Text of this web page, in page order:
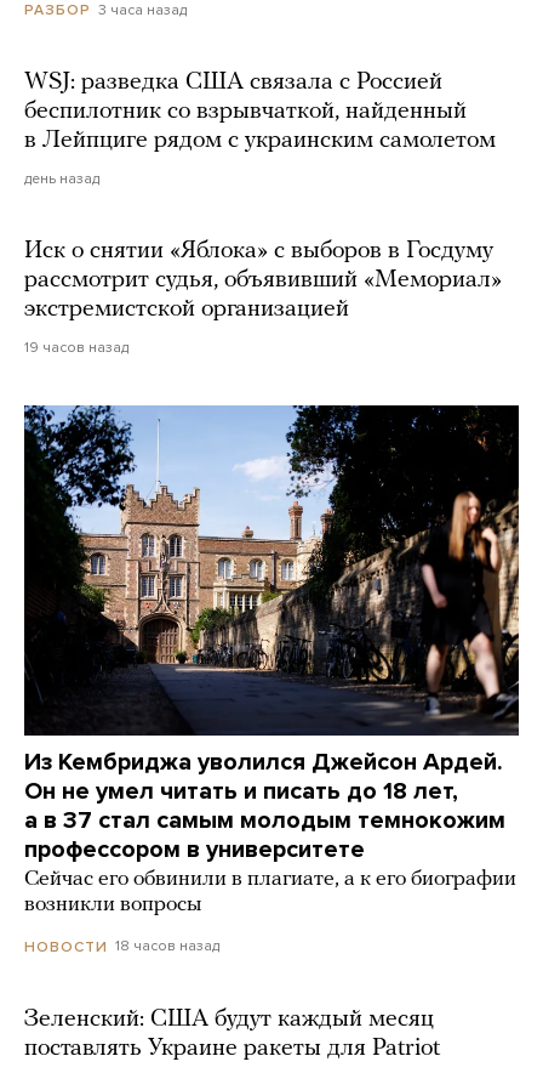
РАЗБОР 3 часа назад
WSJ: разведка США связала с Россией
беспилотник со взрывчаткой, найденный
в Лейпциге рядом с украинским самолетом
день назад
Иск о снятии «Яблока» с выборов в Госдуму
рассмотрит судья, объявивший «Мемориал»
экстремистской организацией
19 часов назад
Из Кембриджа уволился Джейсон Ардей.
Он не умел читать и писать до 18 лет,
а в 37 стал самым молодым темнокожим
профессором в университете
Сейчас его обвинили в плагиате, а к его биографии
возникли вопросы
НОВОСТИ 18 часов назад
Зеленский: США будут каждый месяц
поставлять Украине ракеты для Patriot